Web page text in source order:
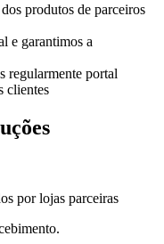
produtos de parceiros
e garantimos a
regularmente portal
clientes
por lojas parceiras